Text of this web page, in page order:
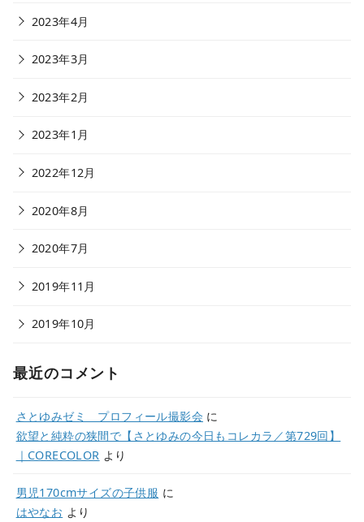
2023年4月
2023年3月
2023年2月
2023年1月
2022年12月
2020年8月
2020年7月
2019年11月
2019年10月
最近のコメント
さとゆみゼミ プロフィール撮影会 に
欲望と純粋の狭間で【さとゆみの今日もコレカラ／第729回】
｜CORECOLOR より
男児170cmサイズの子供服 に
はやなお より